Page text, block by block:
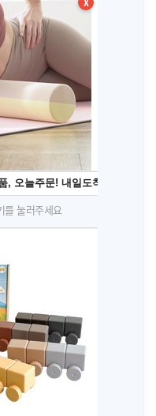
를 눌러주세요